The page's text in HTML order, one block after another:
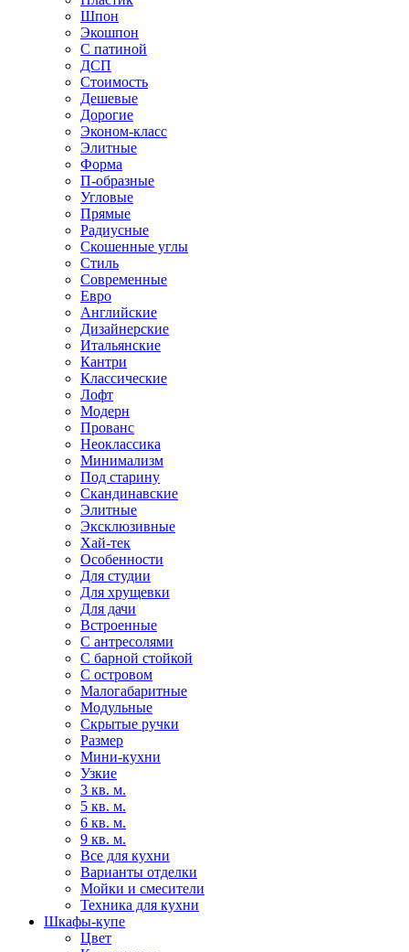
Шпон
Экошпон
С патиной
ДСП
Стоимость
Дешевые
Дорогие
Эконом-класс
Элитные
Форма
П-образные
Угловые
Прямые
Радиусные
Скошенные углы
Стиль
Современные
Евро
Английские
Дизайнерские
Итальянские
Кантри
Классические
Лофт
Модерн
Прованс
Неоклассика
Минимализм
Под старину
Скандинавские
Элитные
Эксклюзивные
Хай-тек
Особенности
Для студии
Для хрущевки
Для дачи
Встроенные
С антресолями
С барной стойкой
С островом
Малогабаритные
Модульные
Скрытые ручки
Размер
Мини-кухни
Узкие
3 кв. м.
5 кв. м.
6 кв. м.
9 кв. м.
Все для кухни
Варианты отделки
Мойки и смесители
Техника для кухни
Шкафы-купе
Цвет